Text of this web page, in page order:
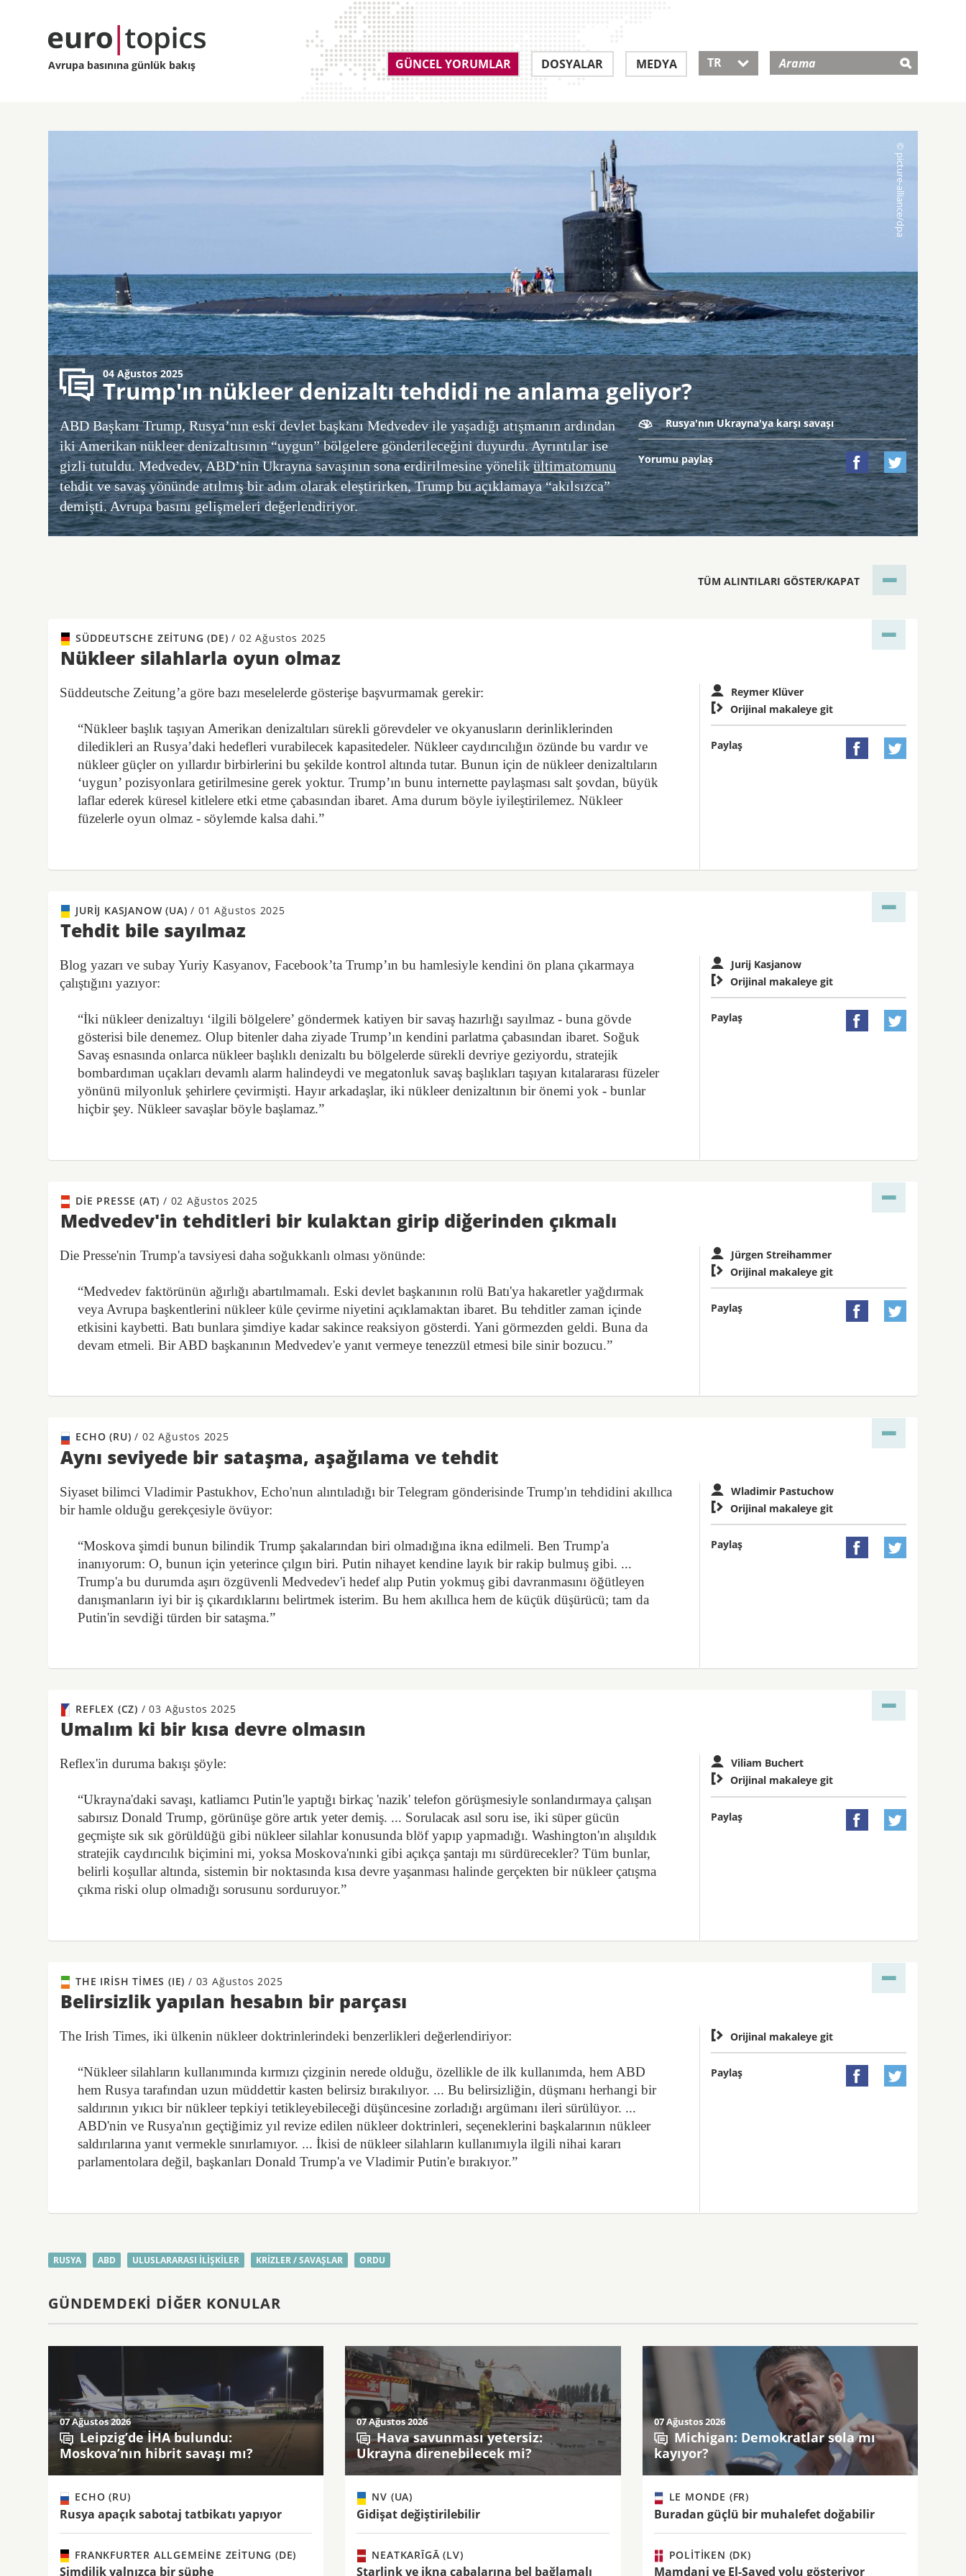
Avrupa basınına günlük bakış GÜNCEL YORUMLAR DOSYALAR MEDYA TR 
04 Ağustos 2025
Trump'ın nükleer denizaltı tehdidi ne anlama geliyor?
ABD Başkanı Trump, Rusya’nın eski devlet başkanı Medvedev ile yaşadığı atışmanın ardından
iki Amerikan nükleer denizaltısının “uygun” bölgelere gönderileceğini duyurdu. Ayrıntılar ise
gizli tutuldu. Medvedev, ABD’nin Ukrayna savaşının sona erdirilmesine yönelikültimatomunu
tehdit ve savaş yönünde atılmış bir adım olarak eleştirirken, Trump bu açıklamaya “akılsızca”
demişti. Avrupa basını gelişmeleri değerlendiriyor.
 Rusya'nın Ukrayna'ya karşı savaşı
Yorumu paylaş  
TÜM ALINTILARI GÖSTER/KAPAT
SÜDDEUTSCHE ZEITUNG (DE)/ 02 Ağustos 2025
Nükleer silahlarla oyun olmaz
Süddeutsche Zeitung’a göre bazı meselelerde gösterişe başvurmamak gerekir:
“Nükleer başlık taşıyan Amerikan denizaltıları sürekli görevdeler ve okyanusların derinliklerinden
diledikleri an Rusya’daki hedefleri vurabilecek kapasitedeler. Nükleer caydırıcılığın özünde bu vardır ve
nükleer güçler on yıllardır birbirlerini bu şekilde kontrol altında tutar. Bunun için de nükleer denizaltıların
‘uygun’ pozisyonlara getirilmesine gerek yoktur. Trump’ın bunu internette paylaşması salt şovdan, büyük
laflar ederek küresel kitlelere etki etme çabasından ibaret. Ama durum böyle iyileştirilemez. Nükleer
füzelerle oyun olmaz - söylemde kalsa dahi.”
Reymer Klüver
 Orijinal makaleye git
Paylaş  
JURIJ KASJANOW (UA)/ 01 Ağustos 2025
Tehdit bile sayılmaz
Blog yazarı ve subay Yuriy Kasyanov, Facebook’ta Trump’ın bu hamlesiyle kendini ön plana çıkarmaya
çalıştığını yazıyor:
“İki nükleer denizaltıyı ‘ilgili bölgelere’ göndermek katiyen bir savaş hazırlığı sayılmaz - buna gövde
gösterisi bile denemez. Olup bitenler daha ziyade Trump’ın kendini parlatma çabasından ibaret. Soğuk
Savaş esnasında onlarca nükleer başlıklı denizaltı bu bölgelerde sürekli devriye geziyordu, stratejik
bombardıman uçakları devamlı alarm halindeydi ve megatonluk savaş başlıkları taşıyan kıtalararası füzeler
yönünü milyonluk şehirlere çevirmişti. Hayır arkadaşlar, iki nükleer denizaltının bir önemi yok - bunlar
hiçbir şey. Nükleer savaşlar böyle başlamaz.”
Jurij Kasjanow
 Orijinal makaleye git
Paylaş  
DIE PRESSE (AT) / 02 Ağustos 2025
Medvedev'in tehditleri bir kulaktan girip diğerinden çıkmalı
Die Presse'nin Trump'a tavsiyesi daha soğukkanlı olması yönünde:
“Medvedev faktörünün ağırlığı abartılmamalı. Eski devlet başkanının rolü Batı'ya hakaretler yağdırmak
veya Avrupa başkentlerini nükleer küle çevirme niyetini açıklamaktan ibaret. Bu tehditler zaman içinde
etkisini kaybetti. Batı bunlara şimdiye kadar sakince reaksiyon gösterdi. Yani görmezden geldi. Buna da
devam etmeli. Bir ABD başkanının Medvedev'e yanıt vermeye tenezzül etmesi bile sinir bozucu.”
Jürgen Streihammer
 Orijinal makaleye git
Paylaş  
ECHO (RU)/ 02 Ağustos 2025
Aynı seviyede bir sataşma, aşağılama ve tehdit
Siyaset bilimci Vladimir Pastukhov, Echo'nun alıntıladığı bir Telegram gönderisinde Trump'ın tehdidini akıllıca
bir hamle olduğu gerekçesiyle övüyor:
“Moskova şimdi bunun bilindik Trump şakalarından biri olmadığına ikna edilmeli. Ben Trump'a
inanıyorum: O, bunun için yeterince çılgın biri. Putin nihayet kendine layık bir rakip bulmuş gibi. ...
Trump'a bu durumda aşırı özgüvenli Medvedev'i hedef alıp Putin yokmuş gibi davranmasını öğütleyen
danışmanların iyi bir iş çıkardıklarını belirtmek isterim. Bu hem akıllıca hem de küçük düşürücü; tam da
Putin'in sevdiği türden bir sataşma.”
Wladimir Pastuchow
 Orijinal makaleye git
Paylaş  
REFLEX (CZ) / 03 Ağustos 2025
Umalım ki bir kısa devre olmasın
Reflex'in duruma bakışı şöyle:
“Ukrayna'daki savaşı, katliamcı Putin'le yaptığı birkaç 'nazik' telefon görüşmesiyle sonlandırmaya çalışan
sabırsız Donald Trump, görünüşe göre artık yeter demiş. ... Sorulacak asıl soru ise, iki süper gücün
geçmişte sık sık görüldüğü gibi nükleer silahlar konusunda blöf yapıp yapmadığı. Washington'ın alışıldık
stratejik caydırıcılık biçimini mi, yoksa Moskova'nınki gibi açıkça şantajı mı sürdürecekler? Tüm bunlar,
belirli koşullar altında, sistemin bir noktasında kısa devre yaşanması halinde gerçekten bir nükleer çatışma
çıkma riski olup olmadığı sorusunu sorduruyor.”
Viliam Buchert
 Orijinal makaleye git
Paylaş  
THE IRISH TIMES (IE) / 03 Ağustos 2025
Belirsizlik yapılan hesabın bir parçası
The Irish Times, iki ülkenin nükleer doktrinlerindeki benzerlikleri değerlendiriyor:
“Nükleer silahların kullanımında kırmızı çizginin nerede olduğu, özellikle de ilk kullanımda, hem ABD
hem Rusya tarafından uzun müddettir kasten belirsiz bırakılıyor. ... Bu belirsizliğin, düşmanı herhangi bir
saldırının yıkıcı bir nükleer tepkiyi tetikleyebileceği düşüncesine zorladığı argümanı ileri sürülüyor. ...
ABD'nin ve Rusya'nın geçtiğimiz yıl revize edilen nükleer doktrinleri, seçeneklerini başkalarının nükleer
saldırılarına yanıt vermekle sınırlamıyor. ... İkisi de nükleer silahların kullanımıyla ilgili nihai kararı
parlamentolara değil, başkanları Donald Trump'a ve Vladimir Putin'e bırakıyor.”
 Orijinal makaleye git
Paylaş  
RUSYA ABD ULUSLARARASI ILIŞKILER KRIZLER / SAVAŞLAR ORDU
GÜNDEMDEKI DIĞER KONULAR
07 Ağustos 2026
Leipzig’de İHA bulundu:
Moskova’nın hibrit savaşı mı?
ECHO (RU)
Rusya apaçık sabotaj tatbikatı yapıyor
FRANKFURTER ALLGEMEINE ZEITUNG (DE)
Şimdilik yalnızca bir şüphe
07 Ağustos 2026
Hava savunması yetersiz:
Ukrayna direnebilecek mi?
NV (UA)
Gidişat değiştirilebilir
NEATKARĪGĀ (LV)
Starlink ve ikna çabalarına bel bağlamalı
07 Ağustos 2026
Michigan: Demokratlar sola mı
kayıyor?
LE MONDE (FR)
Buradan güçlü bir muhalefet doğabilir
POLITIKEN (DK)
Mamdani ve El-Sayed yolu gösteriyor